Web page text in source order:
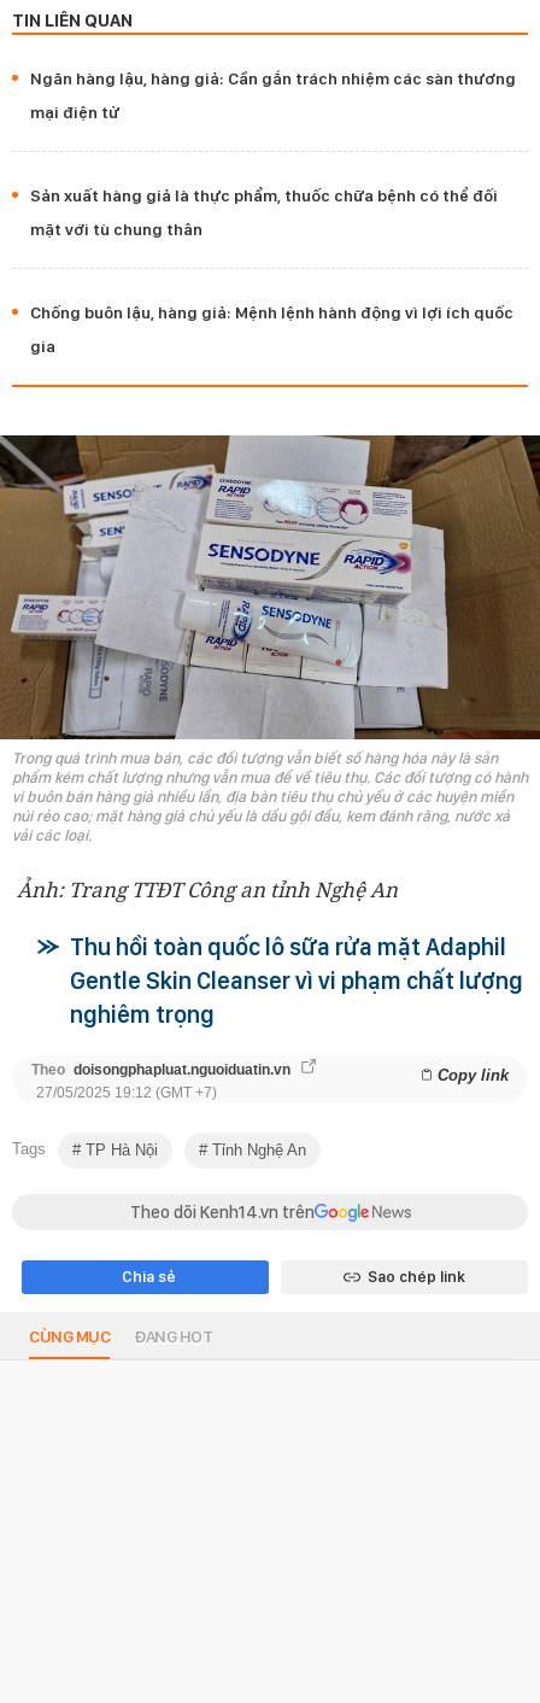
TIN LIÊN QUAN
Ngăn hàng lậu, hàng giả: Cần gắn trách nhiệm các sàn thương
mại điện tử
Sản xuất hàng giả là thực phẩm, thuốc chữa bệnh có thể đối
mặt với tù chung thân
Chống buôn lậu, hàng giả: Mệnh lệnh hành động vì lợi ích quốc
gia
Trong quá trình mua bán, các đối tượng vẫn biết số hàng hóa này là sản
phẩm kém chất lượng nhưng vẫn mua để về tiêu thụ. Các đối tượng có hành
vi buôn bán hàng giả nhiều lần, địa bàn tiêu thụ chủ yếu ở các huyện miền
núi rẻo cao; mặt hàng giả chủ yếu là dầu gội đầu, kem đánh răng, nước xả
vải các loại.
Ảnh: Trang TTĐT Công an tỉnh Nghệ An
Thu hồi toàn quốc lô sữa rửa mặt Adaphil
Gentle Skin Cleanser vì vi phạm chất lượng
nghiêm trọng
Theo doisongphapluat.nguoiduatin.vn Copy link
27/05/2025 19:12 (GMT +7)
Tags TP Hà Nội Tỉnh Nghệ An
Theo dõi Kenh14.vn trên
Chia sẻ Sao chép link
CÙNG MỤC ĐANG HOT